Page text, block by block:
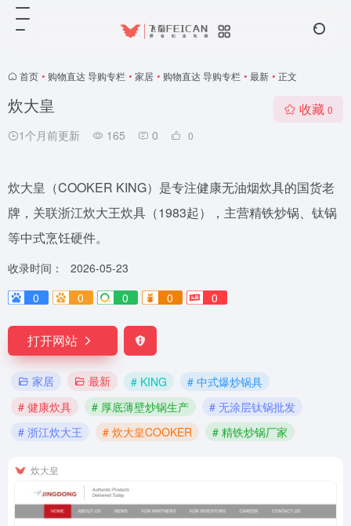
首页 • 购物直达 导购专栏 • 家居 • 购物直达 导购专栏 • 最新 • 正文
炊大皇
1个月前更新 165 0 0
收藏 0
炊大皇（COOKER KING）是专注健康无油烟炊具的国货老
牌，关联浙江炊大王炊具（1983起），主营精铁炒锅、钛锅
等中式烹饪硬件。
收录时间：
2026-05-23
0
0 0 0 0
打开网站
家居 最新 # KING
# 中式爆炒锅具
# 健康炊具
# 厚底薄壁炒锅生产
# 无涂层钛锅批发
# 浙江炊大王
# 炊大皇COOKER # 精铁炒锅厂家
炊大皇